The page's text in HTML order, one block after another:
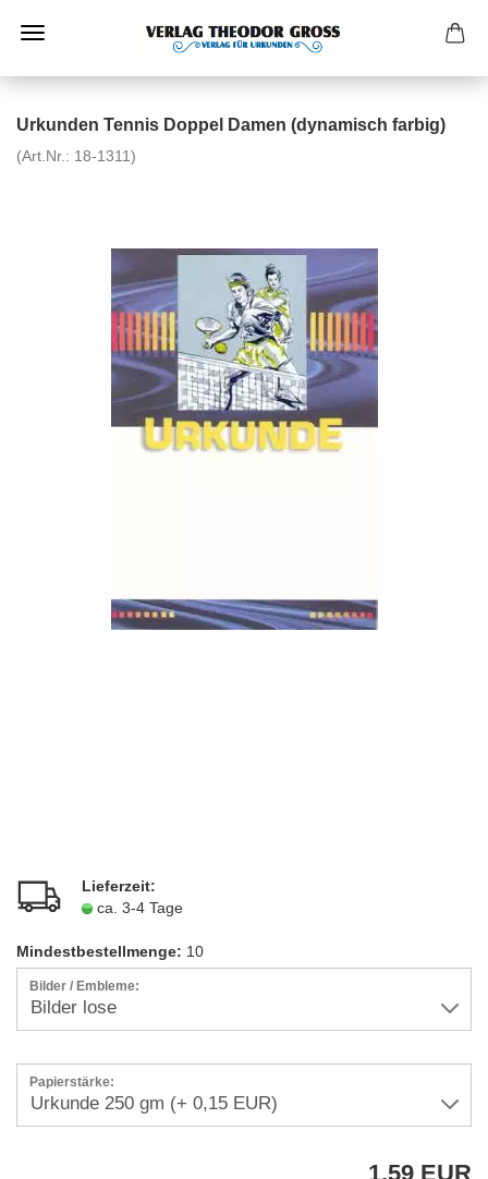
Urkunden Tennis Doppel Damen (dynamisch farbig)
(Art.Nr.: 18-1311)
Lieferzeit:
ca. 3-4 Tage
Mindestbestellmenge: 10
Bilder / Embleme:
Papierstärke:
1,59 EUR